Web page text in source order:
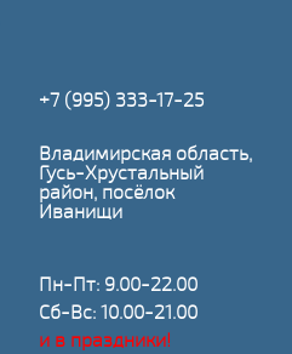
+7 (995) 333-17-25
Владимирская область,
Гусь-Хрустальный
район, посёлок
Иванищи
Пн-Пт: 9.00-22.00
Сб-Вс: 10.00-21.00
и в праздники!